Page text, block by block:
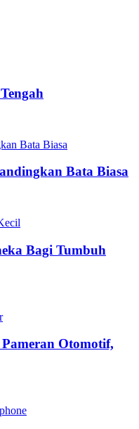
Bata Biasa
Bagi Tumbuh
Otomotif,